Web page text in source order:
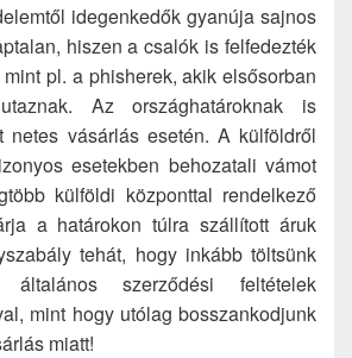
idegenkedők gyanúja sajnos
hiszen a csalók is felfedezték
pl. a phisherek, akik elsősorban
Az országhatároknak is
netes vásárlás esetén. A külföldről
esetekben behozatali vámot
külföldi központtal rendelkező
a határokon túlra szállított áruk
tehát, hogy inkább töltsünk
szerződési feltételek
mint hogy utólag bosszankodjunk
miatt!